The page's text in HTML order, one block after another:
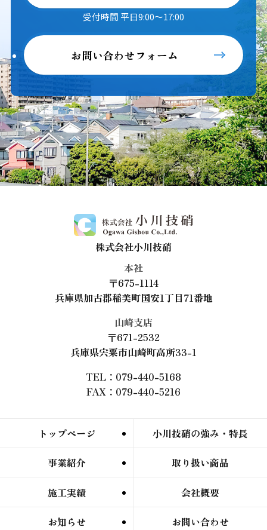
受付時間 平日9:00～17:00
お問い合わせフォーム
株式会社小川技硝
本社
〒675-1114
兵庫県加古郡稲美町国安1丁目71番地
山崎支店
〒671-2532
兵庫県宍粟市山崎町高所33-1
TEL：079-440-5168
FAX：079-440-5216
トップページ 小川技硝の強み・特長
事業紹介 取り扱い商品
施工実績 会社概要
お知らせ お問い合わせ